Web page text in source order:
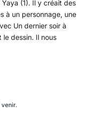
(1). Il y créait des
à un personnage, une
Un dernier soir à
le dessin. Il nous
venir.